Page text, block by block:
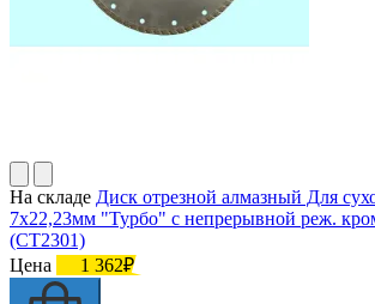
На складе Диск отрезной алмазный Для
7х22,23мм "Турбо" с непрерывной реж.
(CT2301)
Цена
1 362₽